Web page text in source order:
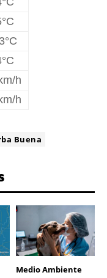
h
h
Buena
Medio Ambiente